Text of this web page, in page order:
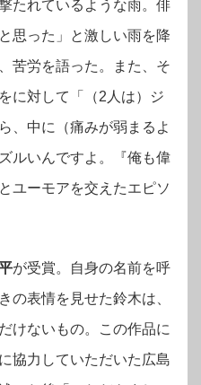
たれているような雨。俳
思った」と激しい雨を降
苦労を語った。また、そ
に対して「（2人は）ジ
、中に（痛みが弱まるよ
ルいんですよ。『俺も偉
ユーモアを交えたエピソ
が受賞。自身の名前を呼
の表情を見せた鈴木は、
けないもの。この作品に
協力していただいた広島